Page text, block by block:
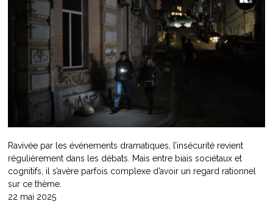
Ravivée par les événements dramatiques, l’insécurité revient
régulièrement dans les débats. Mais entre biais sociétaux et
cognitifs, il s’avère parfois complexe d’avoir un regard rationnel
sur ce thème.
22 mai 2025